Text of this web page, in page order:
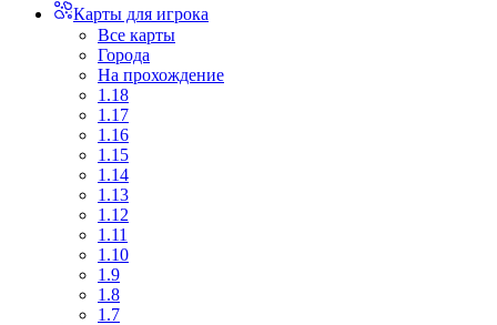
Карты для игрока
Все карты
Города
На прохождение
1.18
1.17
1.16
1.15
1.14
1.13
1.12
1.11
1.10
1.9
1.8
1.7